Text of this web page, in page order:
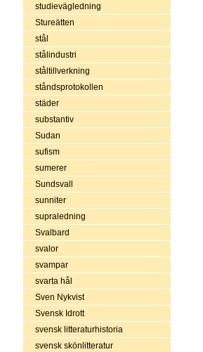
studievägledning
Stureätten
stål
stålindustri
ståltillverkning
ståndsprotokollen
städer
substantiv
Sudan
sufism
sumerer
Sundsvall
sunniter
supraledning
Svalbard
svalor
svampar
svarta hål
Sven Nykvist
Svensk Idrott
svensk litteraturhistoria
svensk skönlitteratur